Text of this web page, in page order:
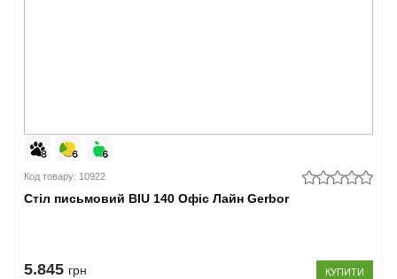
Код товару: 10922
Стіл письмовий BIU 140 Офіс Лайн Gerbor
5.845 грн КУПИТИ